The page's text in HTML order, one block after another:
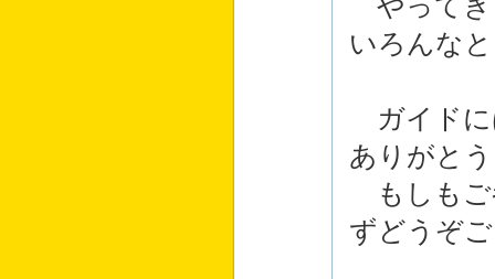
やってき
いろんな
ガイドに
ありがと
もしもご
ずどうぞ